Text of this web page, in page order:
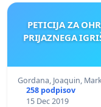
PETICIJA ZA
PRIJAZNEGA
Gordana, Joaquin,
258 podpisov
15 Dec 2019